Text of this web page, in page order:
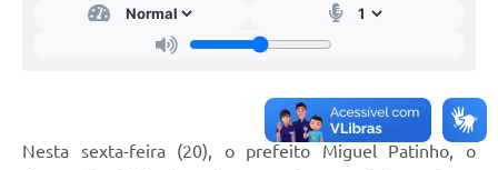
Nesta sexta-feira (20), o prefeito Miguel Patinho, o